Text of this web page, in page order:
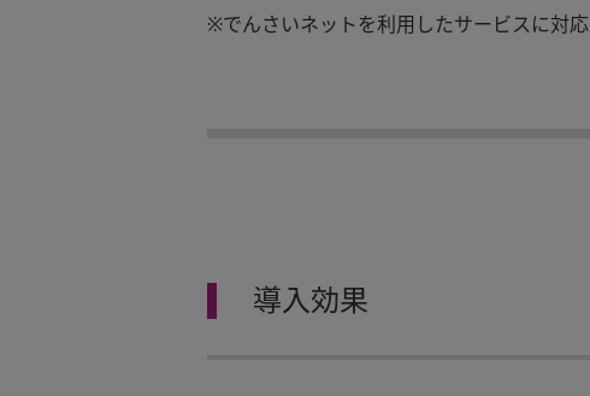
※でんさいネットを利用したサービスに対応
導入効果